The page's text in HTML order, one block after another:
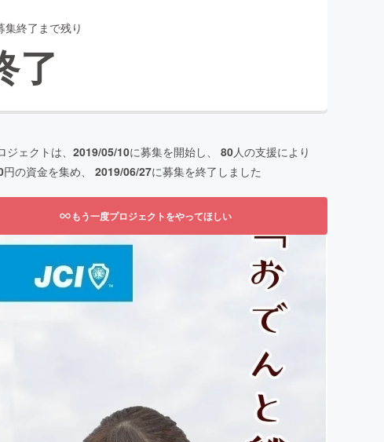
集終了まで残り
了
ジェクトは、 2019/05/10に募集を開始し、 80人の支援により
円の資金を集め、 2019/06/27に募集を終了しました
もう一度プロジェクトをやってほしい